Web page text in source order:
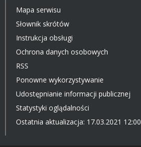
Mapa serwisu
Słownik skrótów
Instrukcja obsługi
Ochrona danych osobowych
RSS
Ponowne wykorzystywanie
Udostępnianie informacji publicznej
Statystyki oglądalności
Ostatnia aktualizacja: 17.03.2021 12:00